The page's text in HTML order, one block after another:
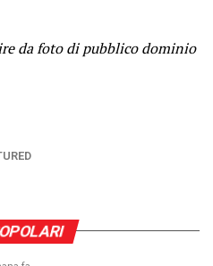
da foto di pubblico dominio